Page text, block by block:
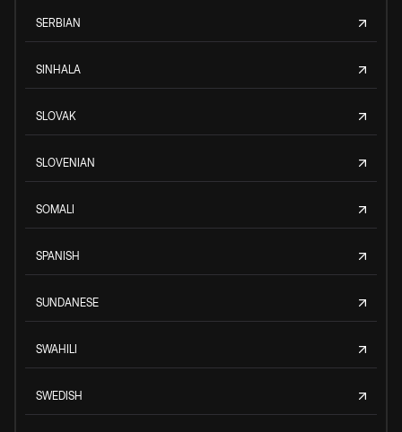
SERBIAN
SINHALA
SLOVAK
SLOVENIAN
SOMALI
SPANISH
SUNDANESE
SWAHILI
SWEDISH